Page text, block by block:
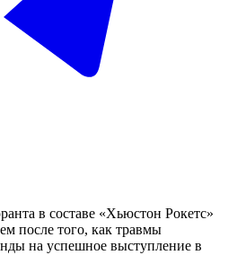
в составе «Хьюстон Рокетс»
после того, как травмы
на успешное выступление в